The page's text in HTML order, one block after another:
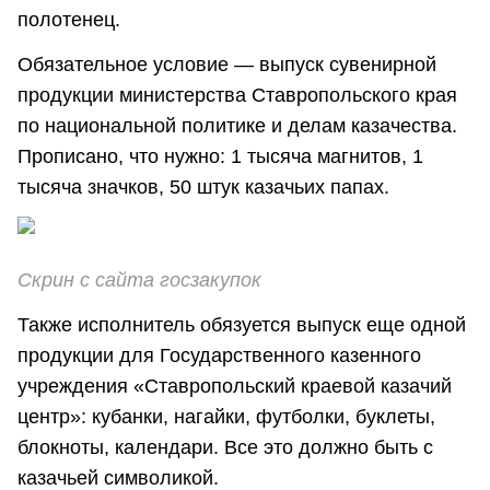
полотенец.
Обязательное условие — выпуск сувенирной
продукции министерства Ставропольского края
по национальной политике и делам казачества.
Прописано, что нужно: 1 тысяча магнитов, 1
тысяча значков, 50 штук казачьих папах.
Скрин с сайта госзакупок
Также исполнитель обязуется выпуск еще одной
продукции для Государственного казенного
учреждения «Ставропольский краевой казачий
центр»: кубанки, нагайки, футболки, буклеты,
блокноты, календари. Все это должно быть с
казачьей символикой.